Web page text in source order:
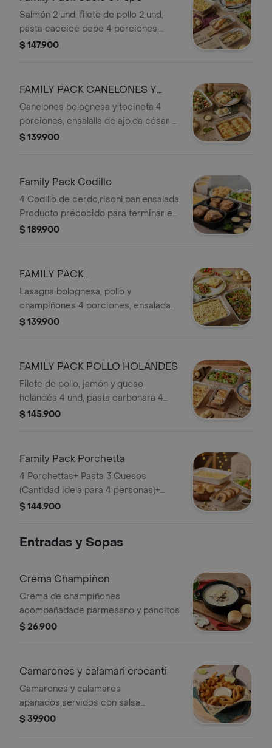
Salmón 2 und, filete de pollo 2 und,
pasta caccioe pepe 4 porciones,
ensalada de la casa 4 porciones,
$ 147.900
FAMILY PACK CANELONES Y
ENSALADA
Canelones bolognesa y tocineta 4
porciones, ensalalla de ajo.da césar 4
porciones, pancitos 8 und. Con
$ 139.900
Family Pack Codillo
4 Codillo de cerdo,risoni,pan,ensalada
Producto precocido para terminar en
casa(Horno,Air Frier)
$ 189.900
FAMILY PACK
LASAÑA+ENSALADA
Lasagna bolognesa, pollo y
champiñones 4 porciones, ensalada
de la casa 4 porciones, pancitos 8
$ 139.900
FAMILY PACK POLLO HOLANDES
Filete de pollo, jamón y queso
holandés 4 und, pasta carbonara 4
porciones, ensalada 4 porciones,
$ 145.900
Family Pack Porchetta
4 Porchettas+ Pasta 3 Quesos
(Cantidad idela para 4 personas)+
Ensalada+ Pancitos
$ 144.900
Entradas y Sopas
Crema Champiñon
Crema de champiñones
acompañadade parmesano y pancitos
$ 26.900
Camarones y calamari crocanti
Camarones y calamares
apanados,servidos con salsa
tártara,limón tahití y cebollín fresco.
$ 39.900